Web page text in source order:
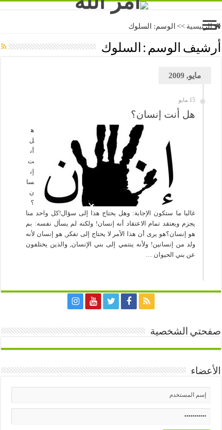
الرئيسية >> الوسم: السلوك
أرشيف الوسم : السلوك
مايو, 2009
15 مايو
هل أنت إنسان؟
ه
ل
أن
ت
إن
سا
ن
؟
غالبا ما ستكون الإجابة: وهل يحتاج هذا إلى سؤال!كل واحد منا
يجزم ويعتقد تمام الاعتقاد أنه إنسان! ولكنه لم يسأل نفسه: بم
هو إنسان؟هو يرى أن هذا الأمر لا يحتاج إلى تفكر, هو إنسان لأنه
ولد من إنسانين! ولأنه ينتمي إلى بني الإنسان, والذين يختلفون
عن بني الحيوان …
صفحتي الشخصية
الأعضاء